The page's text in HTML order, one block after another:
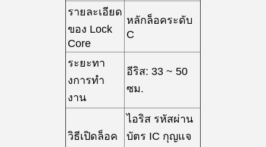
รายละเอียด
ของ Lock
Core
หลักล็อคระดับ
C
ระยะทา
งการทํา
งาน
อีริส: 33 ~ 50
ซม.
วิธีเปิดล็อค
ไอริส รหัสผ่าน
บัตร IC กุญแจ